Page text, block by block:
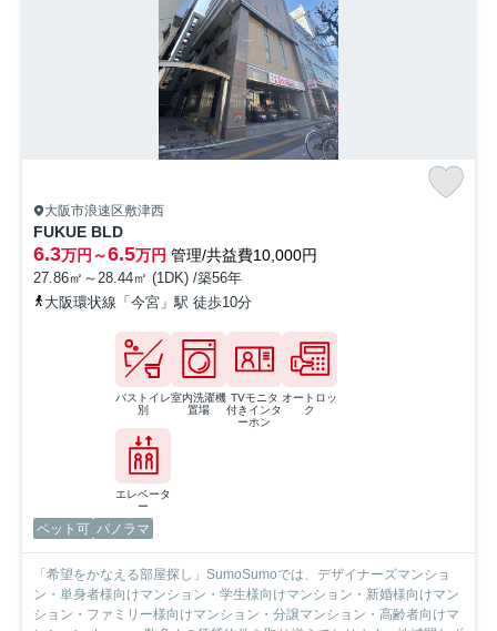
大阪市浪速区敷津西
FUKUE BLD
6.3万円～6.5万円 管理/共益費10,000円
27.86㎡～28.44㎡ (1DK) /築56年
大阪環状線「今宮」駅 徒歩10分
バストイレ
別
室内洗濯機
置場
TVモニタ
付きインタ
ーホン
オートロッ
ク
エレベータ
ー
ペット可 パノラマ
「希望をかなえる部屋探し」SumoSumoでは、デザイナーズマンショ
ン・単身者様向けマンション・学生様向けマンション・新婚様向けマン
ション・ファミリー様向けマンション・分譲マンション・高齢者向けマ